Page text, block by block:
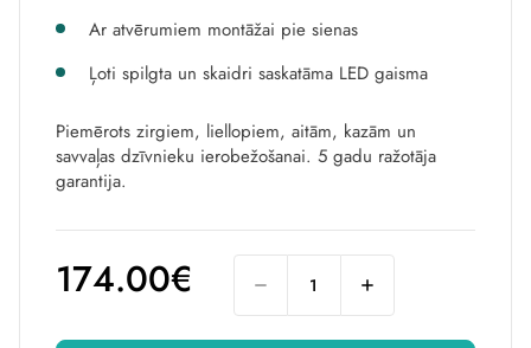
Ar atvērumiem montāžai pie sienas
Ļoti spilgta un skaidri saskatāma LED gaisma
Piemērots zirgiem, liellopiem, aitām, kazām un
savvaļas dzīvnieku ierobežošanai. 5 gadu ražotāja
garantija.
174.00€